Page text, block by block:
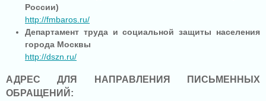
России)
http://fmbaros.ru/
Департамент труда и социальной защиты населения
города Москвы
http://dszn.ru/
АДРЕС ДЛЯ НАПРАВЛЕНИЯ ПИСЬМЕННЫХ
ОБРАЩЕНИЙ: